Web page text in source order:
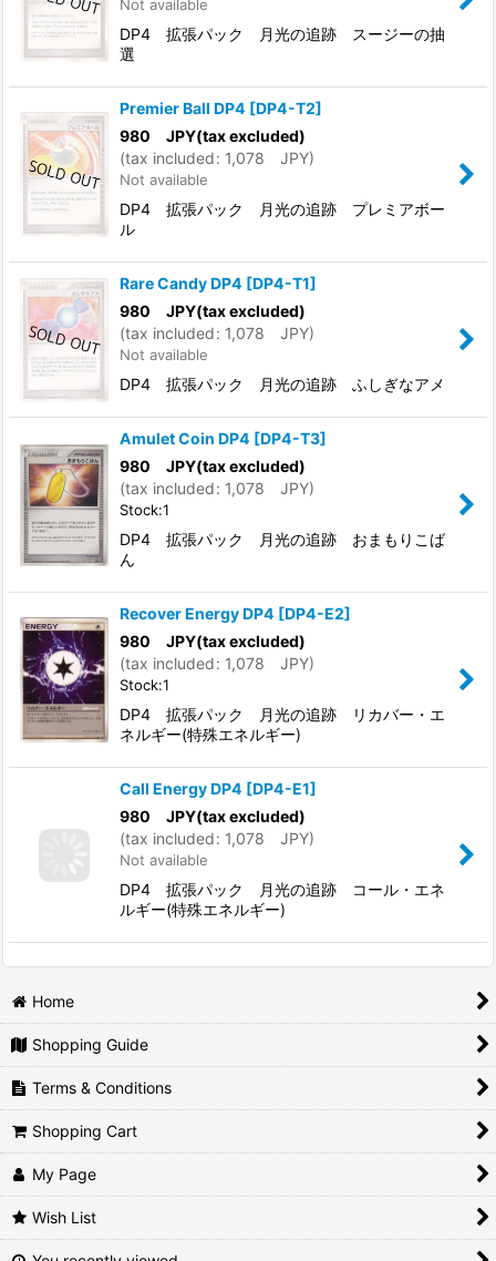
Not available
DP4 拡張パック 月光の追跡 スージーの抽
選
Premier Ball DP4 [DP4-T2]
980 JPY(tax excluded)
(tax included: 1,078 JPY)
Not available
DP4 拡張パック 月光の追跡 プレミアボー
ル
Rare Candy DP4 [DP4-T1]
980 JPY(tax excluded)
(tax included: 1,078 JPY)
Not available
DP4 拡張パック 月光の追跡 ふしぎなアメ
Amulet Coin DP4 [DP4-T3]
980 JPY(tax excluded)
(tax included: 1,078 JPY)
Stock:1
DP4 拡張パック 月光の追跡 おまもりこば
ん
Recover Energy DP4 [DP4-E2]
980 JPY(tax excluded)
(tax included: 1,078 JPY)
Stock:1
DP4 拡張パック 月光の追跡 リカバー・エ
ネルギー(特殊エネルギー)
Call Energy DP4 [DP4-E1]
980 JPY(tax excluded)
(tax included: 1,078 JPY)
Not available
DP4 拡張パック 月光の追跡 コール・エネ
ルギー(特殊エネルギー)
Home
Shopping Guide
Terms & Conditions
Shopping Cart
My Page
Wish List